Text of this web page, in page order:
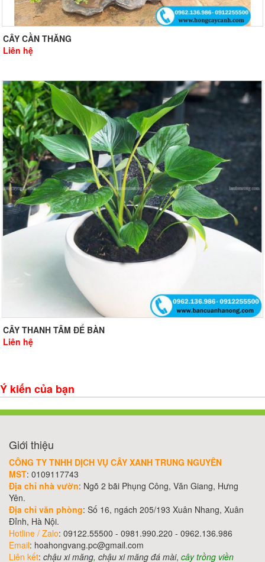
CÂY CẦN THĂNG
Liên hệ
CÂY THANH TÂM ĐỂ BÀN
Liên hệ
Ý kiến của bạn
Giới thiệu
CÔNG TY TNHH DỊCH VỤ CÂY XANH TRUNG NGUYÊN
MST: 0109117743
Địa chỉ nhà vườn: Ngõ 2 bãi Phụng Công, Văn Giang, Hưng
Yên.
Địa chỉ văn phòng: Số 16, ngách 205/193 Xuân Nhang, Xuân
Đỉnh, Hà Nội.
Hotline / Zalo: 09122.55500 - 0981.990.220 - 0962.136.986
Email: hoahongvang.pc@gmail.com
Liên kết: chậu xi măng, chậu xi măng đá mài, cây trồng viền